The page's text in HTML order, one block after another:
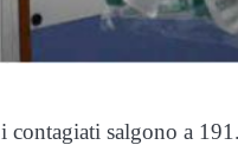
contagiati salgono a 191.